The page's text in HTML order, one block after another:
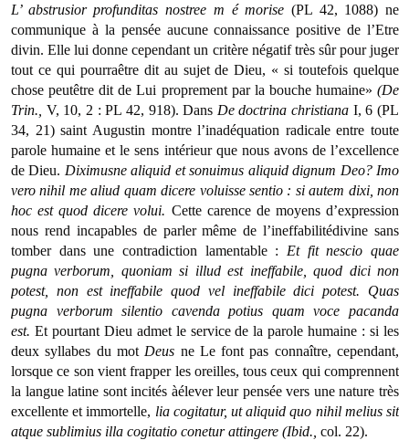
L’ abstrusior profunditas nostree m émorise (PL 42, 1088) ne
communique à la pensée aucune connaissance positive de l’Etre
divin. Elle lui donne cependant un critère négatif très sûr pour juger
tout ce qui pourraêtre dit au sujet de Dieu, « si toutefois quelque
chose peutêtre dit de Lui proprement par la bouche humaine» (De
Trin., V, 10, 2 : PL 42, 918). Dans De doctrina christiana I, 6 (PL
34, 21) saint Augustin montre l’inadéquation radicale entre toute
parole humaine et le sens intérieur que nous avons de l’excellence
de Dieu. Diximusnealiquid et sonuimus aliquid dignum Deo? Imo
vero nihil me aliud quam dicere voluisse sentio : si autem dixi, non
hoc est quod dicere volui. Cette carence de moyens d’expression
nous rend incapables de parler même de l’ineffabilitédivine sans
tomber dans une contradiction lamentable : Et fit nescio quae
pugna verborum, quoniam si illud est ineffabile, quod dici non
potest, non est ineffabile quod vel ineffabile dici potest. Quas
pugna verbo­rum silentio cavenda potius quam voce pacanda
est. Et pourtant Dieu admet le service de la parole humaine : si les
deux syllabes du mot Deus ne Le font pas connaître, cependant,
lorsque ce son vient frapper les oreilles, tous ceux qui comprennent
la langue latine sont incités àélever leur pensée vers une nature très
excellente et immortelle, lia cogitatur, ut aliquid quo nihil melius sit
atque sublimius illa cogitatio conetur attingere (Ibid., col. 22).